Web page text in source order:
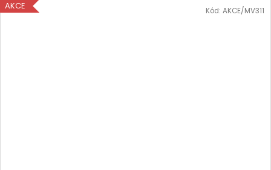
AKCE Kód: AKCE/MV311